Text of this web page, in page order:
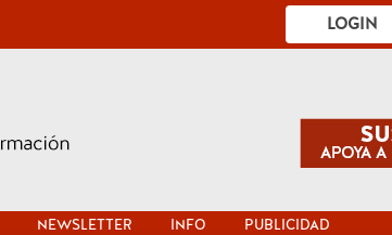
LOGIN
NEWSLETTER INFO PUBLICIDAD